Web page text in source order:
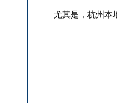
尤其是，杭州本地